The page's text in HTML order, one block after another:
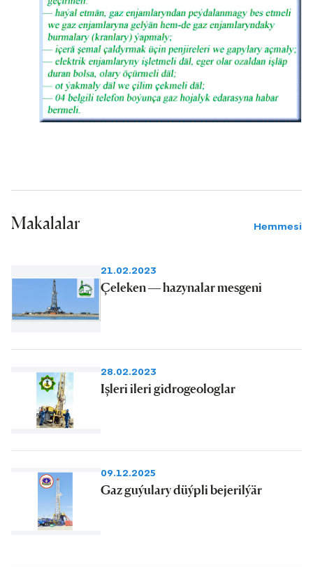
Makalalar Hemmesi
21.02.2023
Çeleken — hazynalar mesgeni
28.02.2023
Işleri ileri gidrogeologlar
09.12.2025
Gaz guýulary düýpli bejerilýär